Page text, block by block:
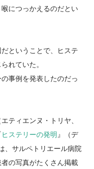
につっかえるのだとい
ということで、ヒステ
れていた。
事例を発表したのだっ
ティエンヌ・トリヤ、
ヒステリーの発明』（デ
、サルペトリエール病院
の写真がたくさん掲載